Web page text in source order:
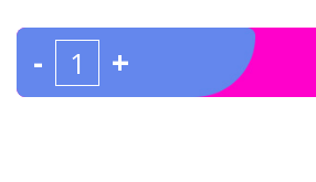
- +